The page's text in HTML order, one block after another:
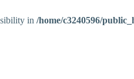
in /home/c3240596/